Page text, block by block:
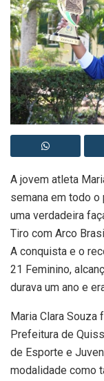
A jovem atleta
semana em todo o
uma verdadeira
Tiro com Arco
A conquista e o
21 Feminino,
durava um ano e
Maria Clara
Prefeitura de
de Esporte e
modalidade como